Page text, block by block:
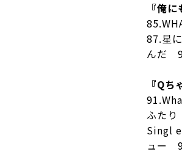
『俺
87.星
んだ
『Qち
ふた
Singl
ュー